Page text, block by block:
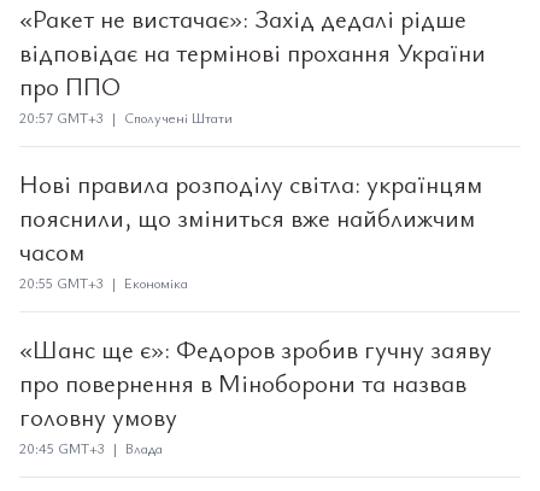
«Ракет не вистачає»: Захід дедалі рідше
відповідає на термінові прохання України
про ППО
20:57 GMT+3 | Сполучені Штати
Нові правила розподілу світла: українцям
пояснили, що зміниться вже найближчим
часом
20:55 GMT+3 | Економіка
«Шанс ще є»: Федоров зробив гучну заяву
про повернення в Міноборони та назвав
головну умову
20:45 GMT+3 | Влада